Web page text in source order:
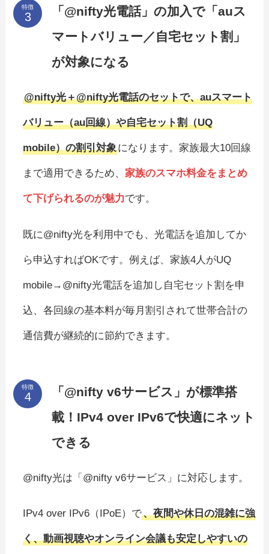
特徴
「@nifty光電話」の加入で「auス
マートバリュー／自宅セット割」
が対象になる
@nifty光＋@nifty光電話のセットで、auスマート
バリュー（au回線）や自宅セット割（UQ
mobile）の割引対象になります。家族最大10回線
まで適用できるため、家族のスマホ料金をまとめ
て下げられるのが魅力です。
既に@nifty光を利用中でも、光電話を追加してか
ら申込すればOKです。例えば、家族4人がUQ
mobile→@nifty光電話を追加し自宅セット割を申
込、各回線の基本料が毎月割引されて世帯合計の
通信費が継続的に節約できます。
特徴
「@nifty v6サービス」が標準搭
載！IPv4 over IPv6で快適にネット
できる
@nifty光は「@nifty v6サービス」に対応します。
IPv4 over IPv6（IPoE）で、夜間や休日の混雑に強
く、動画視聴やオンライン会議も安定しやすいの